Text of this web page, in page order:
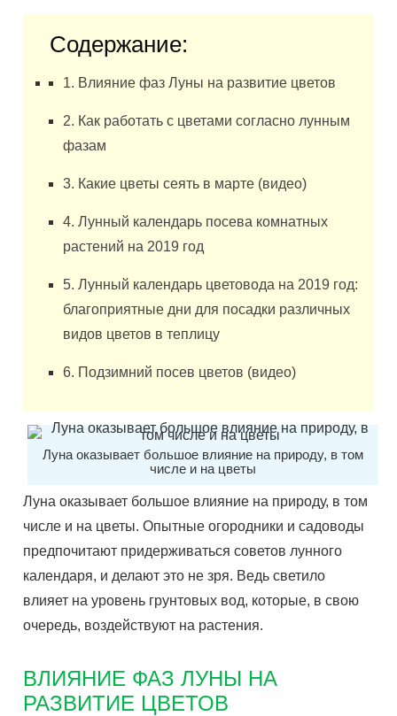
Содержание:
1. Влияние фаз Луны на развитие цветов
2. Как работать с цветами согласно лунным
фазам
3. Какие цветы сеять в марте (видео)
4. Лунный календарь посева комнатных
растений на 2019 год
5. Лунный календарь цветовода на 2019 год:
благоприятные дни для посадки различных
видов цветов в теплицу
6. Подзимний посев цветов (видео)
Луна оказывает большое влияние на природу, в том
числе и на цветы
Луна оказывает большое влияние на природу, в том
числе и на цветы. Опытные огородники и садоводы
предпочитают придерживаться советов лунного
календаря, и делают это не зря. Ведь светило
влияет на уровень грунтовых вод, которые, в свою
очередь, воздействуют на растения.
ВЛИЯНИЕ ФАЗ ЛУНЫ НА
РАЗВИТИЕ ЦВЕТОВ